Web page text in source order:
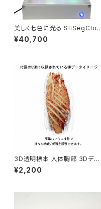
美しく七色に光る SliSegCloc
k ナナセグ 海 クラゲ
¥40,700
3D透明標本 人体胸部 3Dデー
タ収録USBメモリ
¥2,200